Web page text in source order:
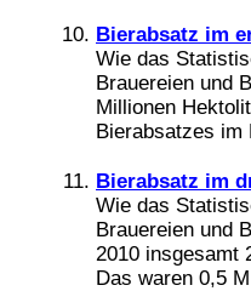
Bierabsatz im
Wie das
Brauereien und
Millionen
Bierabsatzes im
Bierabsatz im
Wie das
Brauereien und
2010 insgesamt
Das waren 0,5